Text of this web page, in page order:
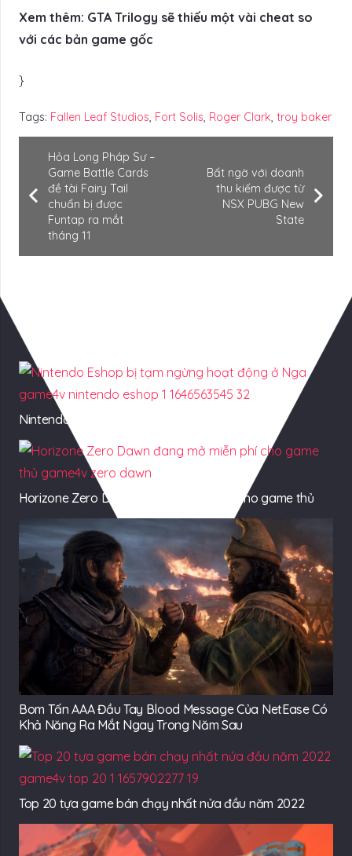
Xem thêm: GTA Trilogy sẽ thiếu một vài cheat so
với các bản game gốc
}
Tags: Fallen Leaf Studios, Fort Solis, Roger Clark, troy baker
Hỏa Long Pháp Sư –
Game Battle Cards
đề tài Fairy Tail
chuẩn bị được
Funtap ra mắt
tháng 11
Bất ngờ với doanh
thu kiếm được từ
NSX PUBG New
State
Nintendo Eshop bị tạm ngừng hoạt động ở Nga
Horizone Zero Dawn đang mở miễn phí cho game thủ
Bom Tấn AAA Đầu Tay Blood Message Của NetEase Có
Khả Năng Ra Mắt Ngay Trong Năm Sau
Top 20 tựa game bán chạy nhất nửa đầu năm 2022